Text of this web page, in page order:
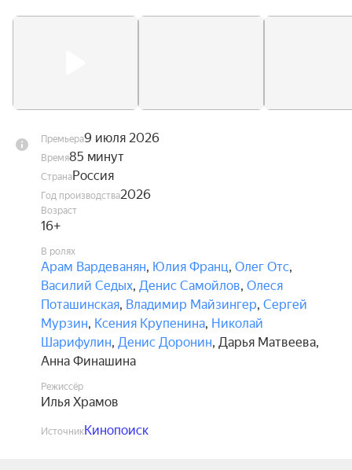
тормоза.
Премьера9 июля 2026
Время85 минут
СтранаРоссия
Год производства2026
Возраст
16+
В ролях
Арам Вардеванян, Юлия Франц, Олег Отс,
Василий Седых, Денис Самойлов, Олеся
Поташинская, Владимир Майзингер, Сергей
Мурзин, Ксения Крупенина, Николай
Шарифулин, Денис Доронин, Дарья Матвеева,
Анна Финашина
Режиссёр
Илья Храмов
ИсточникКинопоиск